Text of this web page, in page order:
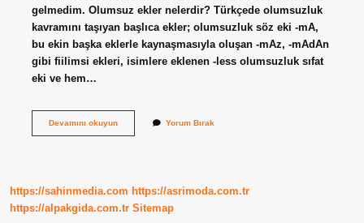
gelmedim. Olumsuz ekler nelerdir? Türkçede olumsuzluk
kavramını taşıyan başlıca ekler; olumsuzluk söz eki -mA,
bu ekin başka eklerle kaynaşmasıyla oluşan -mAz, -mAdAn
gibi fiilimsi ekleri, isimlere eklenen -less olumsuzluk sıfat
eki ve hem…
Devamını okuyunOlumsuz
Yorum Bırak
https://sahinmedia.com https://asrimoda.com.tr
https://alpakgida.com.tr Sitemap